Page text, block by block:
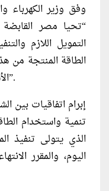
وفق وزير الكهرباء
“تحيا مصر القابضة
التمويل اللازم
الطاقة المنتجة من
الأسعار المحاسبية مع باقي المطورين”.
تنمية واستخدام
الذي يتولى تنفيذ
اليوم، والمقرر